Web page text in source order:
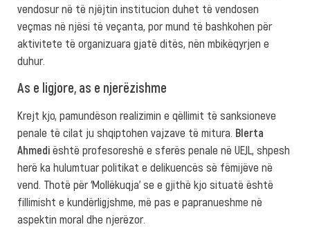
vendosur në të njëjtin institucion duhet të vendosen
veçmas në njësi të veçanta, por mund të bashkohen për
aktivitete të organizuara gjatë ditës, nën mbikëqyrjen e
duhur.
As e ligjore, as e njerëzishme
Krejt kjo, pamundëson realizimin e qëllimit të sanksioneve
penale të cilat ju shqiptohen vajzave të mitura. Blerta
Ahmedi është profesoreshë e sferës penale në UEJL, shpesh
herë ka hulumtuar politikat e delikuencës së fëmijëve në
vend. Thotë për ‘Mollëkuqja’ se e gjithë kjo situatë është
fillimisht e kundërligjshme, më pas e papranueshme në
aspektin moral dhe njerëzor.